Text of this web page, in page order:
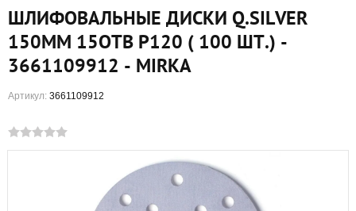
ШЛИФОВАЛЬНЫЕ ДИСКИ Q.SILVER
150ММ 15ОТВ P120 ( 100 ШТ.) -
3661109912 - MIRKA
Артикул: 3661109912